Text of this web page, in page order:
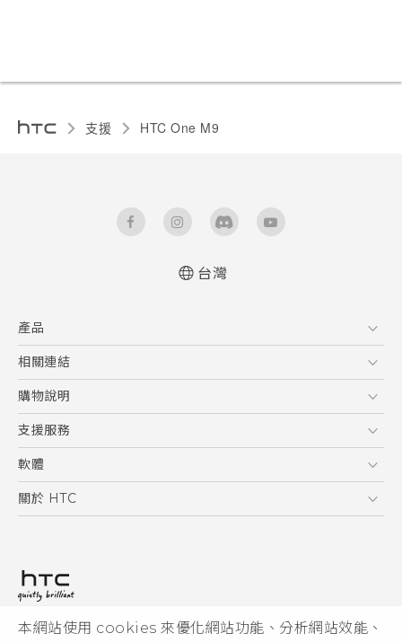
本網站使用 cookies 來優化網站功能、分析網站效能、
支援 HTC One M9‎
台灣
產品
5G
智慧型手機
配件
相關連結
HTC Research
購物說明
購物須知
訂單管理
付款方式
支援服務
到府收送維修服務
服務中心資訊
客戶服務佈告欄
軟體
應用程式
HTC Sync Manager
關於 HTC
投資人
© 2011-2026 HTC Corporation